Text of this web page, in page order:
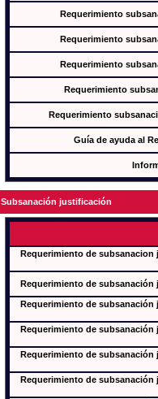
Requerimiento
Requerimiento
Requerimiento
Requerimiento
Requerimiento
Guía de ayuda al
Subsanación justificación
Requerimiento de
Requerimiento de subsanación
Requerimiento de
Requerimiento de
Requerimiento de
Requerimiento de